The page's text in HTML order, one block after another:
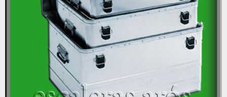
BARANDILLAS
PASARELAS